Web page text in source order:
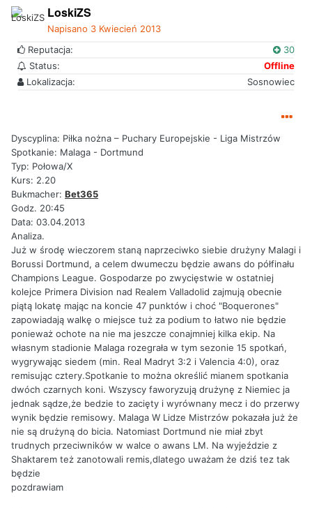
LoskiZS
Napisano 3 Kwiecień 2013
Reputacja:
30
Status:
Offline
Lokalizacja:
Sosnowiec
Dyscyplina: Piłka nożna – Puchary Europejskie - Liga Mistrzów
Spotkanie: Malaga - Dortmund
Typ: Połowa/X
Kurs: 2.20
Bukmacher: Bet365
Godz. 20:45
Data: 03.04.2013
Analiza.
Już w środę wieczorem staną naprzeciwko siebie drużyny Malagi i
Borussi Dortmund, a celem dwumeczu będzie awans do półfinału
Champions League. Gospodarze po zwycięstwie w ostatniej
kolejce Primera Division nad Realem Valladolid zajmują obecnie
piątą lokatę mając na koncie 47 punktów i choć "Boquerones"
zapowiadają walkę o miejsce tuż za podium to łatwo nie będzie
ponieważ ochote na nie ma jeszcze conajmniej kilka ekip. Na
własnym stadionie Malaga rozegrała w tym sezonie 15 spotkań,
wygrywając siedem (min. Real Madryt 3:2 i Valencia 4:0), oraz
remisując cztery.Spotkanie to można określić mianem spotkania
dwóch czarnych koni. Wszyscy faworyzują drużynę z Niemiec ja
jednak sądze,że bedzie to zacięty i wyrównany mecz i do przerwy
wynik będzie remisowy. Malaga W Lidze Mistrzów pokazała już że
nie są drużyną do bicia. Natomiast Dortmund nie miał zbyt
trudnych przeciwników w walce o awans LM. Na wyjeździe z
Shaktarem też zanotowali remis,dlatego uważam że dziś tez tak
będzie
pozdrawiam